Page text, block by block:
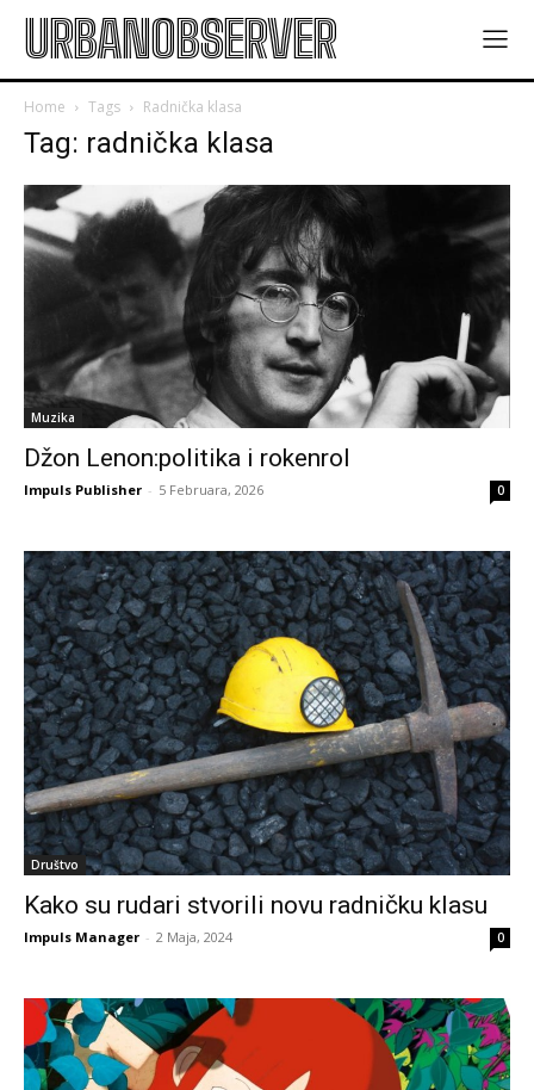
URBANOBSERVER
Home Tags Radnička klasa
Tag: radnička klasa
Muzika
Džon Lenon:politika i rokenrol
Impuls Publisher - 5 Februara, 2026 0
Društvo
Kako su rudari stvorili novu radničku klasu
Impuls Manager - 2 Maja, 2024 0